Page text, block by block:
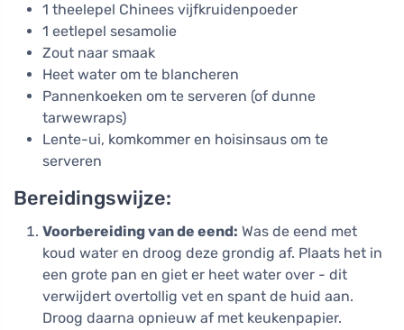
1 theelepel Chinees vijfkruidenpoeder
1 eetlepel sesamolie
Zout naar smaak
Heet water om te blancheren
Pannenkoeken om te serveren (of dunne
tarwewraps)
Lente-ui, komkommer en hoisinsaus om te
serveren
Bereidingswijze:
Voorbereiding van de eend: Was de eend met
koud water en droog deze grondig af. Plaats het in
een grote pan en giet er heet water over - dit
verwijdert overtollig vet en spant de huid aan.
Droog daarna opnieuw af met keukenpapier.